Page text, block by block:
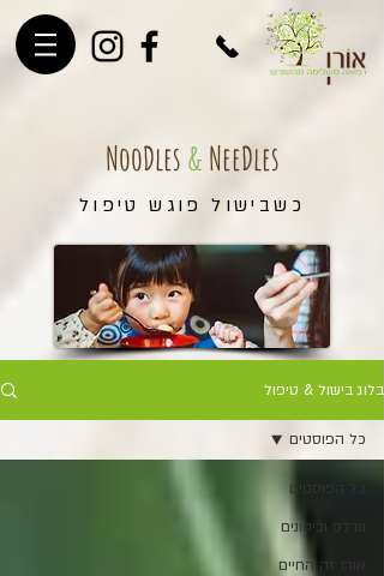
NooDles & NeeDles
כשבישול פוגש טיפול
בלוג בישול & טיפול
כל הפוסטים
נודלס וכיסונים
אורז זה החיים
כל הפוסטים